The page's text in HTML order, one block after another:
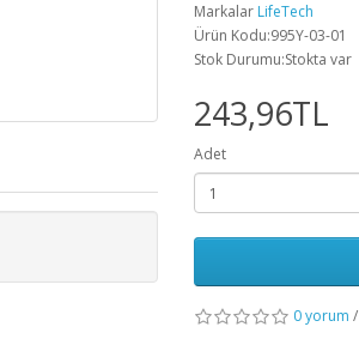
Markalar LifeTech
Ürün Kodu:995Y-03-01
Stok Durumu:Stokta var
243,96TL
Adet
0 yorum /